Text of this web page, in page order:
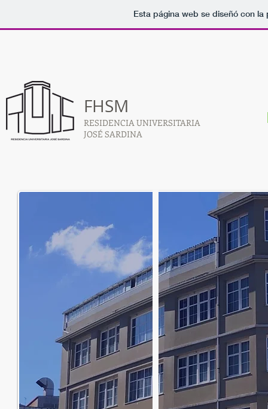
Esta página web se diseñó con
FHSM
RESIDENCIA UNIVERSITARIA
JOSÉ SARDINA